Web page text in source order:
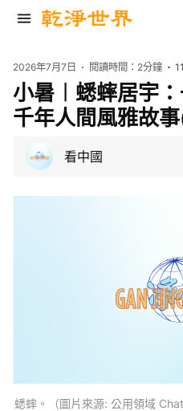
2026年7月7日 閱讀時間： 2分鐘 11
小暑︱蟋蟀居宇
千年人間風雅故
看中國
蟋蟀。（圖片來源: 公用領域